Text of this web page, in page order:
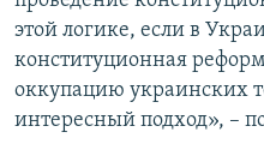
этой логике, если в
конституционная
оккупацию украинских
интересный подход», –